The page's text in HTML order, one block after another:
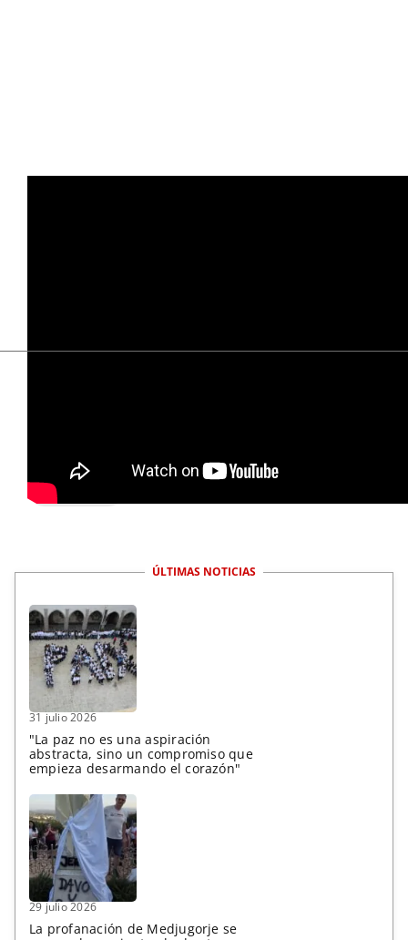
represión
ÚLTIMAS NOTICIAS
31 julio 2026
"La paz no es una aspiración
abstracta, sino un compromiso que
empieza desarmando el corazón"
29 julio 2026
La profanación de Medjugorje se